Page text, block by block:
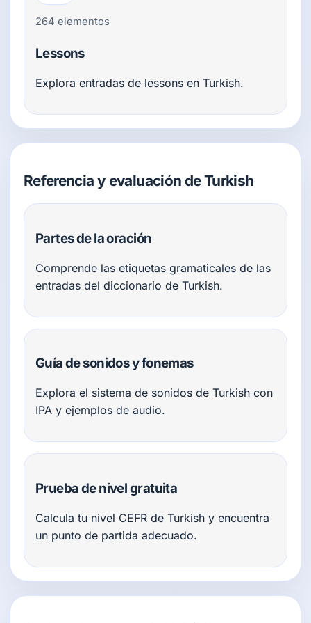
264 elementos
Lessons
Explora entradas de lessons en Turkish.
Referencia y evaluación de Turkish
Partes de la oración
Comprende las etiquetas gramaticales de las
entradas del diccionario de Turkish.
Guía de sonidos y fonemas
Explora el sistema de sonidos de Turkish con
IPA y ejemplos de audio.
Prueba de nivel gratuita
Calcula tu nivel CEFR de Turkish y encuentra
un punto de partida adecuado.